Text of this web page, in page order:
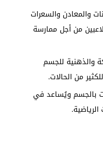
والمعادن والسعرات
من أجل ممارسة
والذهنية للجسم
من الحالات.
بالجسم ويُساعد في